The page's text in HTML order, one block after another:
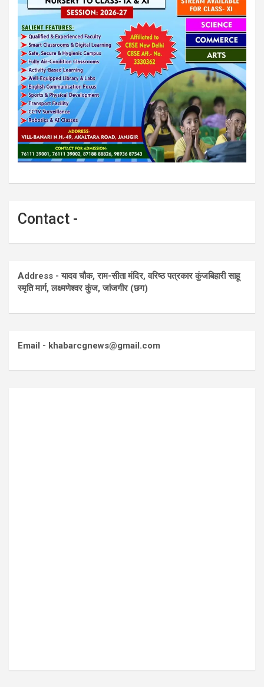
Contact -
Address - यादव चौक, राम-सीता मंदिर, वरिष्ठ पत्रकार कुंजबिहारी साहू
स्मृति मार्ग, लक्ष्मणेश्वर कुंज, जांजगीर (छग)
Email - khabarcgnews@gmail.com